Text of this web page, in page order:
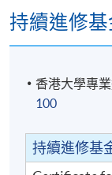
持續進修基
香港大學專
100
持續進修基